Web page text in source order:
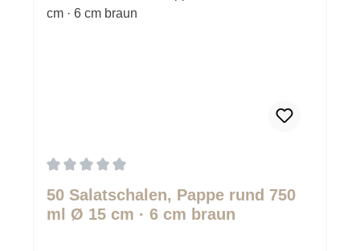
50 Salatschalen, Pappe rund 750
ml Ø 15 cm · 6 cm braun